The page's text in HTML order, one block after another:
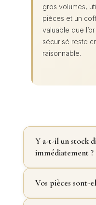
gros volumes,
pièces et un
valuable que
sécurisé reste
raisonnable.
Y a-t-il un stock
immédiatement ?
Vos pièces sont-